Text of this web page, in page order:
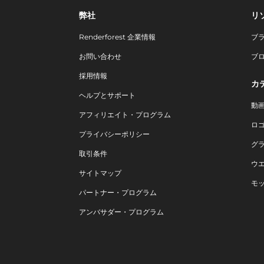
弊社
Renderforest 企業情報
お問い合わせ
採用情報
ヘルプとサポート
アフィリエイト・プログラム
プライバシーポリシー
取引条件
サイトマップ
パートナー・プログラム
アンバサダー・プログラム
リ
ブ
ブ
カ
動
ロ
グ
ウ
モ